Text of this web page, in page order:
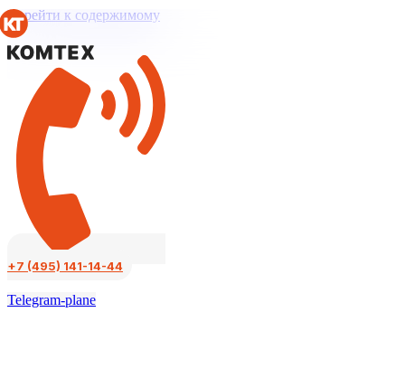
Перейти к содержимому
+7 (495) 141-14-44
Telegram-plane